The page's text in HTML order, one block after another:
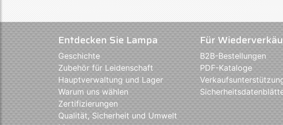
Entdecken Sie Lampa
Geschichte
Zubehör für Leidenschaft
Hauptverwaltung und Lager
Warum uns wählen
Zertifizierungen
Qualität, Sicherheit und Umwelt
Für
B2B-Bestellungen
PDF-Kataloge